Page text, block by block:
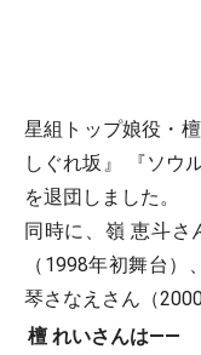
星組トップ娘役・
しぐれ坂』 『ソウ
を退団しました。
同時に、嶺 恵斗さ
（1998年初舞台
琴さなえさん（
檀 れいさんは――